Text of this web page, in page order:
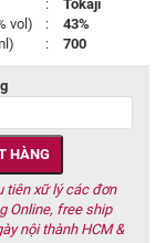
:
Tokaji
vol)
:
43%
: 700
HÀNG
tiên xữ lý các đơn
Online, free ship
nội thành HCM &